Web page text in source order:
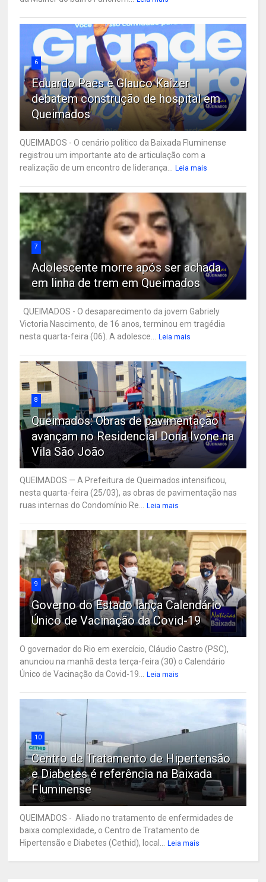
6
Eduardo Paes e Glauco Kaizer
debatem construção de hospital em
Queimados
QUEIMADOS - O cenário político da Baixada Fluminense
registrou um importante ato de articulação com a
realização de um encontro de liderança...
Leia mais
7
Adolescente morre após ser achada
em linha de trem em Queimados
QUEIMADOS - O desaparecimento da jovem Gabriely
Victoria Nascimento, de 16 anos, terminou em tragédia
nesta quarta-feira (06). A adolesce...
Leia mais
8
Queimados: Obras de pavimentação
avançam no Residencial Dona Ivone na
Vila São João
QUEIMADOS — A Prefeitura de Queimados intensificou,
nesta quarta-feira (25/03), as obras de pavimentação nas
ruas internas do Condomínio Re...
Leia mais
9
Governo do Estado lança Calendário
Único de Vacinação da Covid-19
O governador do Rio em exercício, Cláudio Castro (PSC),
anunciou na manhã desta terça-feira (30) o Calendário
Único de Vacinação da Covid-19...
Leia mais
10
Centro de Tratamento de Hipertensão
e Diabetes é referência na Baixada
Fluminense
QUEIMADOS - Aliado no tratamento de enfermidades de
baixa complexidade, o Centro de Tratamento de
Hipertensão e Diabetes (Cethid), local...
Leia mais